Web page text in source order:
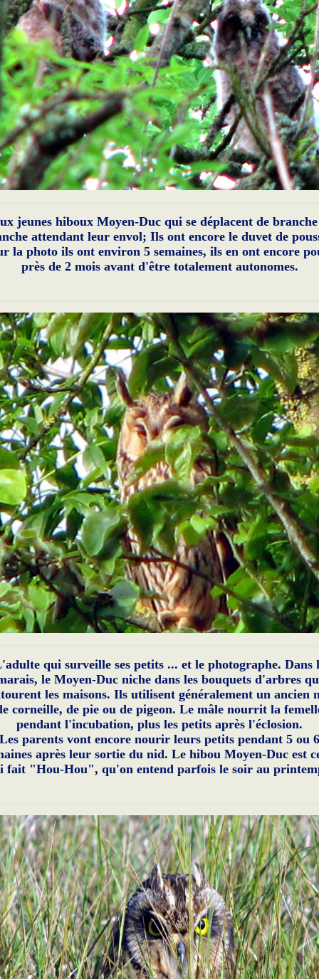
jeunes hiboux Moyen-Duc qui se déplacent de
attendant leur envol; Ils ont encore le duvet de
la photo ils ont environ 5 semaines, ils en ont encore
près de 2 mois avant d'être totalement autonomes.
qui surveille ses petits ... et le photographe. Dans
le Moyen-Duc niche dans les bouquets d'arbres
les maisons. Ils utilisent généralement un ancien
corneille, de pie ou de pigeon. Le mâle nourrit la
pendant l'incubation, plus les petits après l'éclosion.
Les parents vont encore nourir leurs petits pendant 5 ou 6
après leur sortie du nid. Le hibou Moyen-Duc est
fait "Hou-Hou", qu'on entend parfois le soir au